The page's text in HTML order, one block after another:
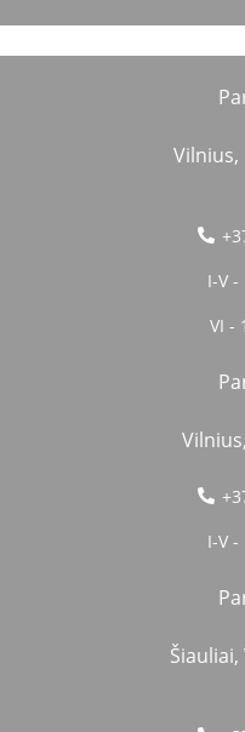
Vilnius,
I-V
VI -
I-V